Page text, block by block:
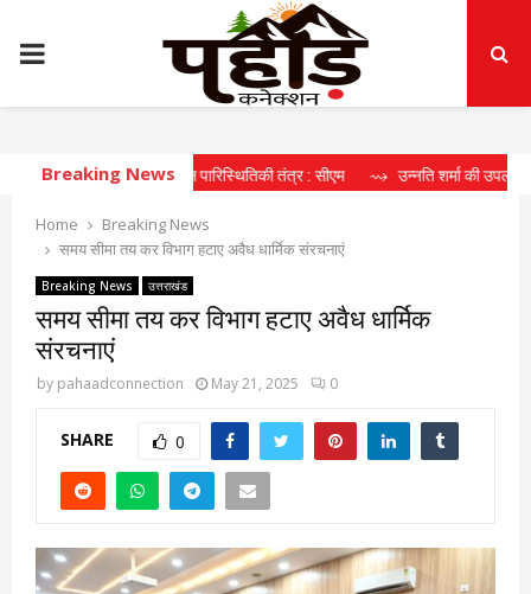
PRIMARY
MENU
Breaking News
दीर्घकालिक खेल पारिस्थितिकी तंत्र : सीएम ⇝ उन्नति शर्मा की उपलब्धि खिलाड़ियों
Home
Breaking News
समय सीमा तय कर विभाग हटाए अवैध धार्मिक संरचनाएं
Breaking News उत्तराखंड
समय सीमा तय कर विभाग हटाए अवैध धार्मिक
संरचनाएं
by pahaadconnection May 21, 2025 0
SHARE 0